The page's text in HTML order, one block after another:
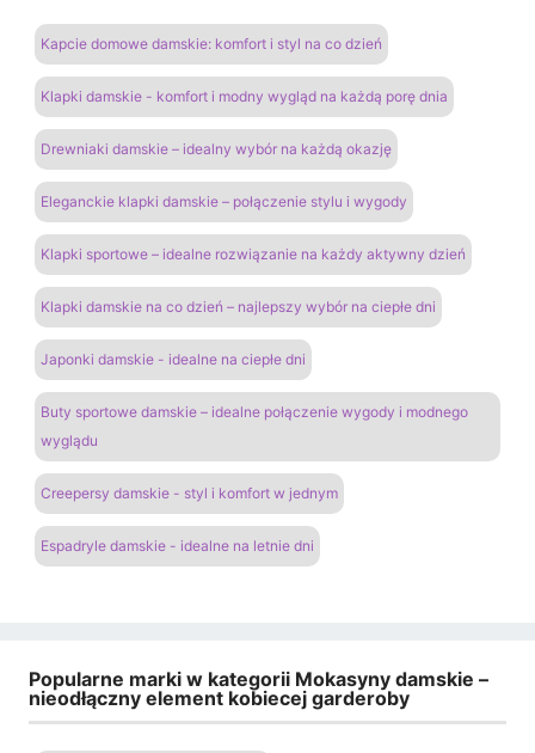
Kapcie domowe damskie: komfort i styl na co dzień
Klapki damskie - komfort i modny wygląd na każdą porę dnia
Drewniaki damskie – idealny wybór na każdą okazję
Eleganckie klapki damskie – połączenie stylu i wygody
Klapki sportowe – idealne rozwiązanie na każdy aktywny dzień
Klapki damskie na co dzień – najlepszy wybór na ciepłe dni
Japonki damskie - idealne na ciepłe dni
Buty sportowe damskie – idealne połączenie wygody i modnego
wyglądu
Creepersy damskie - styl i komfort w jednym
Espadryle damskie - idealne na letnie dni
Popularne marki w kategorii Mokasyny damskie –
nieodłączny element kobiecej garderoby